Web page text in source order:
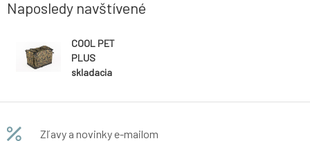
Naposledy navštívené
COOL PET
PLUS
skladacia
domček
velikostí
Zľavy a novinky e-mailom